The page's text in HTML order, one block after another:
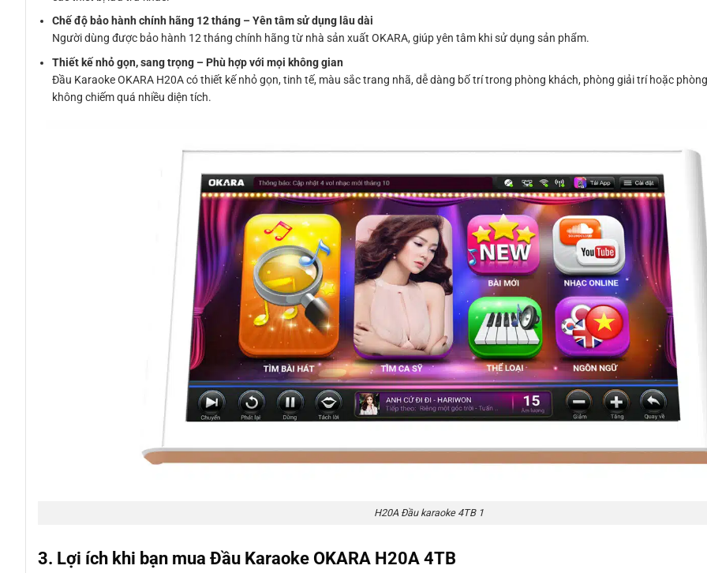
Chế độ bảo hành chính hãng 12 tháng – Yên tâm sử dụng lâu dài
Người dùng được bảo hành 12 tháng chính hãng từ nhà sản xuất OKARA, giúp yên tâm khi sử dụng sản phẩm.
Thiết kế nhỏ gọn, sang trọng – Phù hợp với mọi không gian
Đầu Karaoke OKARA H20A có thiết kế nhỏ gọn, tinh tế, màu sắc trang nhã, dễ dàng bố trí trong phòng khách, phòng giải trí hoặc
không chiếm quá nhiều diện tích.
H20A Đầu karaoke 4TB 1
3. Lợi ích khi bạn mua Đầu Karaoke OKARA H20A 4TB